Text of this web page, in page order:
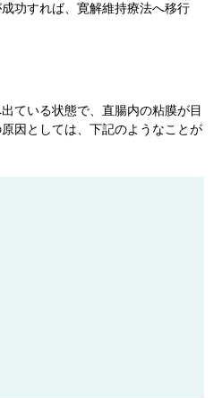
功すれば、寛解維持療法へ移行
ている状態で、直腸内の粘膜が目
因としては、下記のようなことが